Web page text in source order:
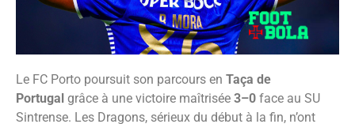
Le FC Porto poursuit son parcours en Taça de
Portugal grâce à une victoire maîtrisée 3–0 face au SU
Sintrense. Les Dragons, sérieux du début à la fin, n’ont